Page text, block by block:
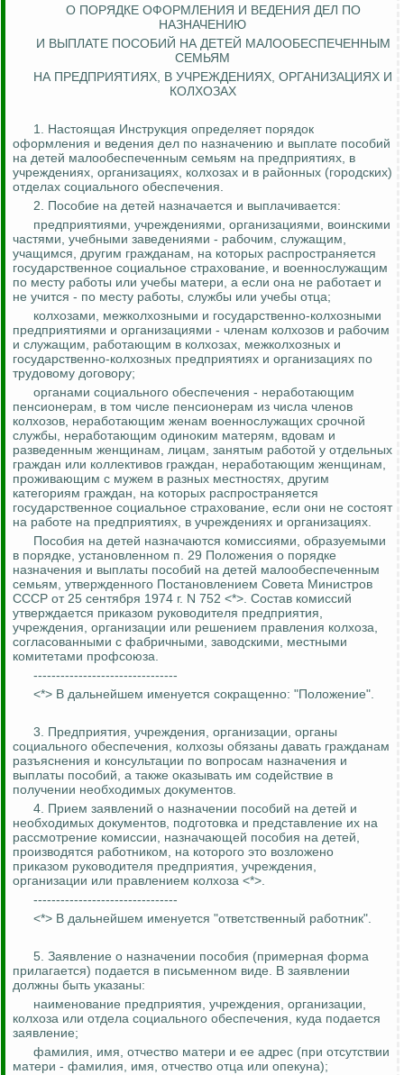
О ПОРЯДКЕ ОФОРМЛЕНИЯ И ВЕДЕНИЯ ДЕЛ ПО
НАЗНАЧЕНИЮ
И ВЫПЛАТЕ ПОСОБИЙ НА ДЕТЕЙ МАЛООБЕСПЕЧЕННЫМ
СЕМЬЯМ
НА ПРЕДПРИЯТИЯХ, В УЧРЕЖДЕНИЯХ, ОРГАНИЗАЦИЯХ И
КОЛХОЗАХ
1. Настоящая Инструкция определяет порядок
оформления и ведения дел по назначению и выплате пособий
на детей малообеспеченным семьям на предприятиях, в
учреждениях, организациях, колхозах и в районных (городских)
отделах социального обеспечения.
2. Пособие на детей назначается и выплачивается:
предприятиями, учреждениями, организациями, воинскими
частями, учебными заведениями - рабочим, служащим,
учащимся, другим гражданам, на которых распространяется
государственное социальное страхование, и военнослужащим
по месту работы или учебы матери, а если она не работает и
не учится - по месту работы, службы или учебы отца;
колхозами, межколхозными и государственно-колхозными
предприятиями и организациями - членам колхозов и рабочим
и служащим, работающим в колхозах, межколхозных и
государственно-колхозных предприятиях и организациях по
трудовому договору;
органами социального обеспечения - неработающим
пенсионерам, в том числе пенсионерам из числа членов
колхозов, неработающим женам военнослужащих срочной
службы, неработающим одиноким матерям, вдовам и
разведенным женщинам, лицам, занятым работой у отдельных
граждан или коллективов граждан, неработающим женщинам,
проживающим с мужем в разных местностях, другим
категориям граждан, на которых распространяется
государственное социальное страхование, если они не состоят
на работе на предприятиях, в учреждениях и организациях.
Пособия на детей назначаются комиссиями, образуемыми
в порядке, установленном п. 29 Положения о порядке
назначения и выплаты пособий на детей малообеспеченным
семьям, утвержденного Постановлением Совета Министров
СССР от 25 сентября 1974 г. N 752 <*>. Состав комиссий
утверждается приказом руководителя предприятия,
учреждения, организации или решением правления колхоза,
согласованными с фабричными, заводскими, местными
комитетами профсоюза.
--------------------------------
<*> В дальнейшем именуется сокращенно: "Положение".
3. Предприятия, учреждения, организации, органы
социального обеспечения, колхозы обязаны давать гражданам
разъяснения и консультации по вопросам назначения и
выплаты пособий, а также оказывать им содействие в
получении необходимых документов.
4. Прием заявлений о назначении пособий на детей и
необходимых документов, подготовка и представление их на
рассмотрение комиссии, назначающей пособия на детей,
производятся работником, на которого это возложено
приказом руководителя предприятия, учреждения,
организации или правлением колхоза <*>.
--------------------------------
<*> В дальнейшем именуется "ответственный работник".
5. Заявление о назначении пособия (примерная форма
прилагается) подается в письменном виде. В заявлении
должны быть указаны:
наименование предприятия, учреждения, организации,
колхоза или отдела социального обеспечения, куда подается
заявление;
фамилия, имя, отчество матери и ее адрес (при отсутствии
матери - фамилия, имя, отчество отца или опекуна);